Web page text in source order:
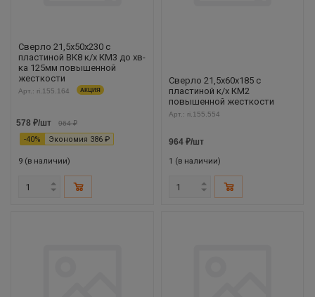
Сверло 21,5х50х230 с
пластиной ВК8 к/х КМ3 до хв-
ка 125мм повышенной
жесткости
Арт.: ri.155.164 АКЦИЯ
578 ₽/шт 964₽
-40% Экономия 386 ₽
9 (в наличии)
Сверло 21,5х60х185 c
пластиной к/х КМ2
повышенной жесткости
Арт.: ri.155.554
964₽/шт
1 (в наличии)